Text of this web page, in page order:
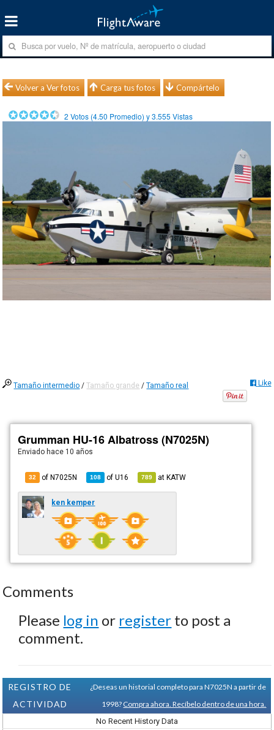
Volver a Ver fotos Carga tus fotos Compártelo
2 Votos (4.50 Promedio) y3.555 Vistas
Tamaño intermedio /Tamaño grande /Tamaño real Like
Grumman HU-16 Albatross (N7025N)
Enviado hace 10 años
32 of N7025N 108 ofU16 789 atKATW
ken kemper
Comments
Please log in or register to post a
comment.
REGISTRO DE
ACTIVIDAD
¿Deseas un historial completo para N7025N a partir de
1998? Compra ahora. Recíbelo dentro de una hora.
No Recent History Data